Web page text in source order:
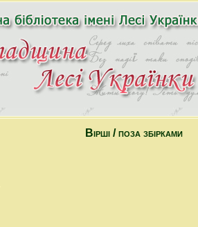
Вірші / поза збірками